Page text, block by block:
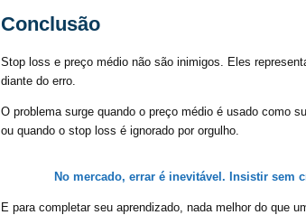
Conclusão
Stop loss e preço médio não são inimigos. Eles
diante do erro.
O problema surge quando o preço médio é usado como
ou quando o stop loss é ignorado por orgulho.
No mercado, errar é inevitável. Insistir sem
E para completar seu aprendizado, nada melhor do que